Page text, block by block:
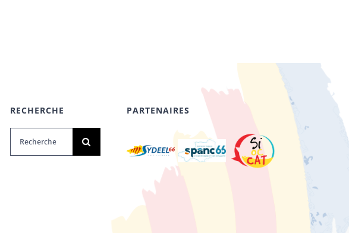
RECHERCHE
Rechercher:
PARTENAIRES